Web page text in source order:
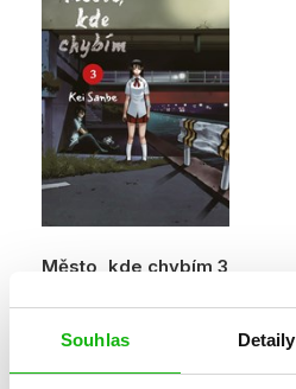
Souhlas Detaily
Město, kde chybím 3